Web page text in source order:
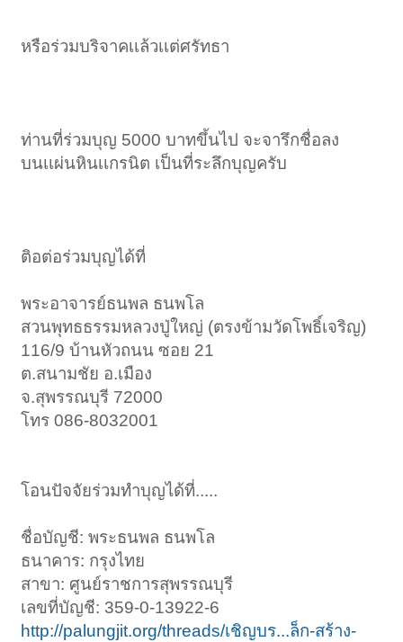
หรือร่วมบริจาคเเล้วเเต่ศรัทธา
ท่านที่ร่วมบุญ 5000 บาทขึ้นไป จะจารึกชื่อลง
บนเเผ่นหินเเกรนิต เป็นที่ระลึกบุญครับ
ติอต่อร่วมบุญได้ที่
พระอาจารย์ธนพล ธนพโล
สวนพุทธธรรมหลวงปู่ใหญ่ (ตรงข้ามวัดโพธิ์เจริญ)
116/9 บ้านหัวถนน ซอย 21
ต.สนามชัย อ.เมือง
จ.สุพรรณบุรี 72000
โทร 086-8032001
โอนปัจจัยร่วมทำบุญได้ที่.....
ชื่อบัญชี: พระธนพล ธนพโล
ธนาคาร: กรุงไทย
สาขา: ศูนย์ราชการสุพรรณบุรี
เลขที่บัญชี: 359-0-13922-6
http://palungjit.org/threads/เชิญบร...ล็ก-สร้าง-